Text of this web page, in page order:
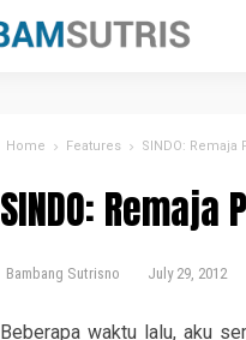
Home Features SINDO:
SINDO:
Bambang Sutrisno July 29, 2012
Beberapa waktu lalu, aku